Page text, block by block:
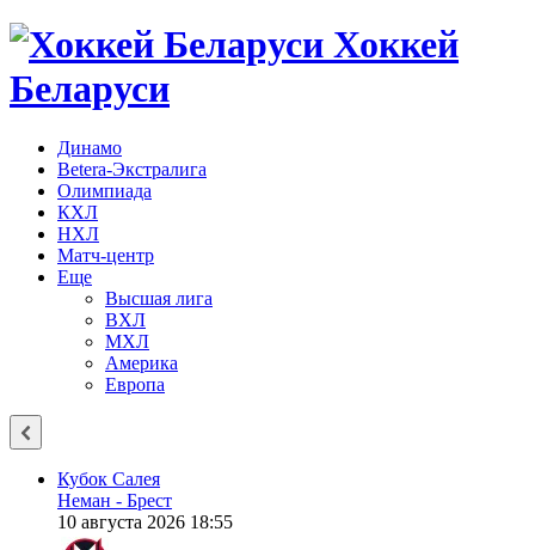
Хоккей
Беларуси
Динамо
Betera-Экстралига
Олимпиада
КХЛ
НХЛ
Матч-центр
Еще
Высшая лига
ВХЛ
МХЛ
Америка
Европа
Кубок Салея
Неман - Брест
10 августа 2026 18:55